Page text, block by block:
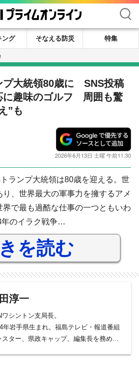
検索
ング そなえる防災
特集
プ大統領80歳に SNS投稿
に趣味のゴルフ 周囲も驚
”も
2026年6月13日 土曜 午前11:30
ランプ大統領は80歳を迎える。世
、世界最大の軍事力を擁するアメ
界で最も過酷な仕事の一つともいわ
年のイラク戦争…
を読む
淳一
ワシントン支局長。
年岩手県生まれ。福島テレビ・報道番組
スター、県政キャップ、編集長を務め